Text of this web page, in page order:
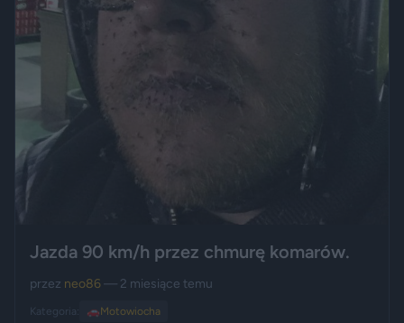
Jazda 90 km/h przez chmurę komarów.
przez neo86— 2 miesiące temu
Kategoria: 🚗Motowiocha